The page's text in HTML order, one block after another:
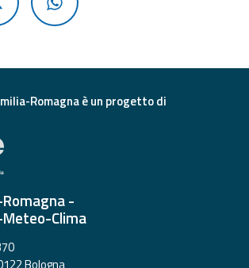
Romagna è un progetto di
-
Clima